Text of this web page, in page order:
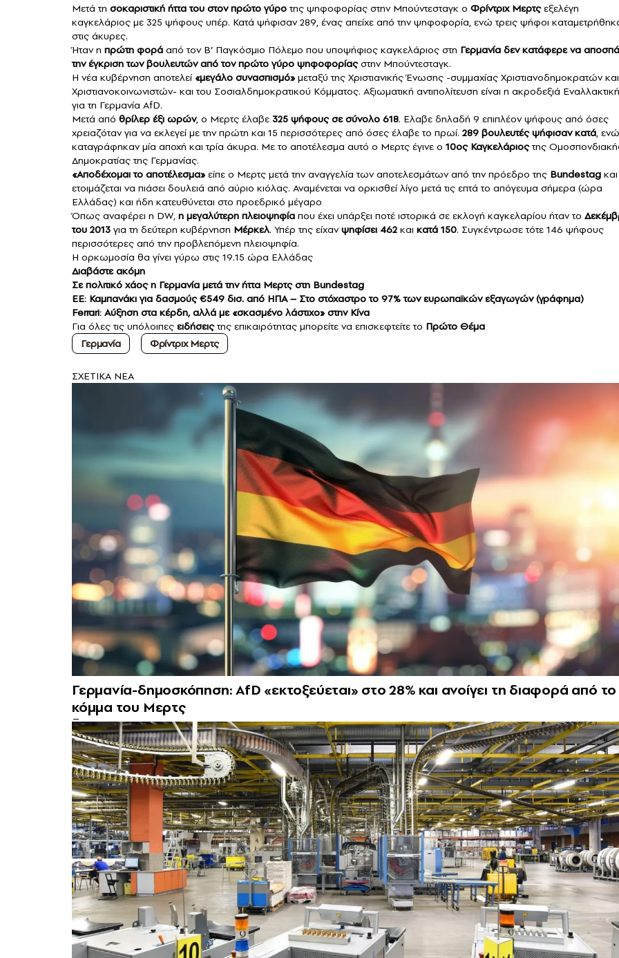
Μετά τη σοκαριστική ήττα του στον πρώτο γύροτης ψηφοφορίας στην Μπούντεσταγκ ο Φρίντριχ Μερτςεξελέγη
καγκελάριος με 325 ψήφους υπέρ. Κατά ψήφισαν 289, ένας απείχε από την ψηφοφορία, ενώ τρεις ψήφοι
στις άκυρες.
Ήταν η πρώτη φορά από τον Β’ Παγκόσμιο Πόλεμο που υποψήφιος καγκελάριος στη Γερμανία δεν κατάφερε να
την έγκριση των βουλευτών από τον πρώτο γύρο ψηφοφορίαςστην Μπούντεσταγκ.
Η νέα κυβέρνηση αποτελεί «μεγάλο συνασπισμό» μεταξύ της Χριστιανικής Ένωσης -συμμαχίας Χριστιανοδημοκρατών και
Χριστιανοκοινωνιστών- και του Σοσιαλδημοκρατικού Κόμματος. Αξιωματική αντιπολίτευση είναι η ακροδεξιά Εναλλακτική
για τη Γερμανία AfD.
Μετά από θρίλερ έξι ωρών, ο Μερτς έλαβε 325 ψήφους σε σύνολο 618. Ελαβε δηλαδή 9 επιπλέον ψήφους από όσες
χρειαζόταν για να εκλεγεί με την πρώτη και 15 περισσότερες από όσες έλαβε το πρωί. 289 βουλευτές ψήφισαν κατά, ενώ
καταγράφηκαν μία αποχή και τρία άκυρα. Με το αποτέλεσμα αυτό ο Μερτς έγινε ο 10ος Καγκελάριοςτης
Δημοκρατίας της Γερμανίας.
«Αποδέχομαι το αποτέλεσμα» είπε ο Μερτς μετά την αναγγελία των αποτελεσμάτων από την πρόεδρο της Bundestag και
ετοιμάζεται να πιάσει δουλειά από αύριο κιόλας. Αναμένεται να ορκισθεί λίγο μετά τις επτά το απόγευμα σήμερα (ώρα
Ελλάδας) και ήδη κατευθύνεται στο προεδρικό μέγαρο
Όπως αναφέρει η DW, η μεγαλύτερη πλειοψηφία που έχει υπάρξει ποτέ ιστορικά σε εκλογή καγκελαρίου ήταν το
του 2013 για τη δεύτερη κυβέρνηση Μέρκελ. Υπέρ της είχανψηφίσει 462 και κατά 150. Συγκέντρωσε τότε 146 ψήφους
περισσότερες από την προβλεπόμενη πλειοψηφία.
Η ορκωμοσία θα γίνει γύρω στις 19.15 ώρα Ελλάδας
Διαβάστε ακόμη
Σε πολιτικό χάος η Γερμανία μετά την ήττα Μερτς στη Bundestag
ΕΕ: Καμπανάκι για δασμούς €549 δισ. από ΗΠΑ – Στο στόχαστρο το 97% των ευρωπαϊκών εξαγωγών (γράφημα)
Ferrari: Αύξηση στα κέρδη, αλλά με «σκασμένο λάστιχο» στην Κίνα
Για όλες τις υπόλοιπες ειδήσειςτης επικαιρότητας μπορείτε να επισκεφτείτε το Πρώτο Θέμα
Γερμανία
Φρίντριχ Μερτς
ΣXETIKA NEA
Γερμανία-δημοσκόπηση: AfD «εκτοξεύεται» στο 28% και ανοίγει τη διαφορά από το
κόμμα του Μερτς